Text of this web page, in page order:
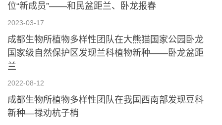
位“新成员”——和民盆距兰、卧龙报春
2023-03-17
成都生物所植物多样性团队在大熊猫国家公园卧龙
国家级自然保护区发现兰科植物新种——卧龙盆距
兰
2022-08-12
成都生物所植物多样性团队在我国西南部发现豆科
新种—禄劝杭子梢